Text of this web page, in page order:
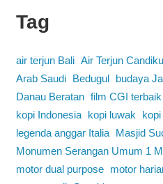
Tag
air terjun Bali Air Terjun
Arab Saudi
Bedugul budaya
Danau Beratan film CGI terbaik
kopi Indonesia
kopi luwak
legenda anggar Italia
Masjid
Monumen Serangan Umum 1
motor dual purpose
motor